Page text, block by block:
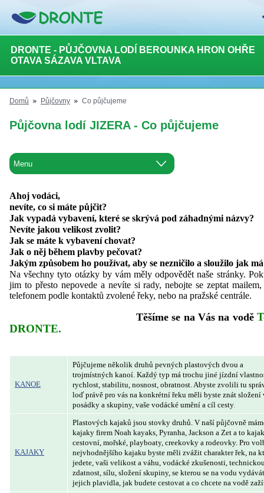
DRONTE - PŮJČOVNA LODÍ BEROUNKA HRON OHŘE
OTAVA SÁZAVA VLTAVA
Domů Půjčovny Co půjčujeme
Půjčovna lodí JIZERA - Co půjčujeme
Ahoj vodáci,
nevíte, co si máte půjčit?
Jak vypadá vybavení, které se skrývá pod záhadnými názvy?
Nevíte jakou velikost zvolit?
Jak se máte k vybavení chovat?
Jak o něj během plavby pečovat?
Jakým způsobem ho používat, aby se nezničilo a sloužilo jak
Na všechny tyto otázky by vám měly odpovědět naše stránky.
jim to přesto nepovede a nevíte si rady, nebojte se zeptat mailem,
telefonem podle kontaktů zvolené řeky, nebo na pražské centrále.
Těšíme se na Vás na vodě
DRONTE.
KANOE
Půjčujeme několik druhů pevných plastových dvou a
trojmístných kanoí. Každý typ má trochu jiné jízdní
rychlost, stabilitu, nosnost, obratnost. Abyste zvolili tu
loď právě pro vás na konkrétní řeku měli byste znát složení
posádky a skupiny, vaše vodácké umění a cíl cesty.
KAJAKY
Plastových kajaků jsou stovky druhů. V naší půjčovně
kajaky firem Noah kayaks, Pyranha, Jackson a Zet a to
cestovní, mořské, playboaty, creekovky a rodeovky. Pro
nejvhodnějšího kajaku byste měli zvážit charakter řek, na
jedete, vaši velikost a váhu, vodácké zkušenosti,
zdatnost, sílu, složení skupiny, se kterou se na vodu
jejich plavidla, jak budete cestovat a co chcete na vodě